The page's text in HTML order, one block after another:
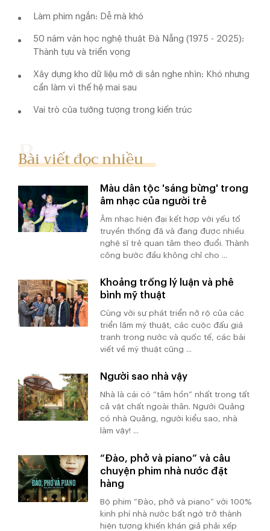
Làm phim ngắn: Dễ mà khó
50 năm văn học nghệ thuật Đà Nẵng (1975 - 2025):
Thành tựu và triển vọng
Xây dựng kho dữ liệu mở di sản nghe nhìn: Khó nhưng
cần làm vì thế hệ mai sau
Vai trò của tưởng tượng trong kiến trúc
Bài viết đọc nhiều
Màu dân tộc 'sáng bừng' trong
âm nhạc của người trẻ
Âm nhạc hiện đại kết hợp với yếu tố
truyền thống đã và đang được nhiều
nghệ sĩ trẻ quan tâm theo đuổi. Thành
công bước đầu không chỉ cho ...
Khoảng trống lý luận và phê
bình mỹ thuật
Cùng với sự phát triển nở rộ của các
triển lãm mỹ thuật, các cuộc đấu giá
tranh trong nước và quốc tế, các bài
viết về mỹ thuật cũng ...
Người sao nhà vậy
Nhà là cái có “tâm hồn” nhất trong tất
cả vật chất ngoài thân. Người Quảng
có nhà Quảng, người kiểu sao, nhà
làm vậy! ...
“Đào, phở và piano” và câu
chuyện phim nhà nước đặt
hàng
Bộ phim “Đào, phở và piano” với 100%
kinh phí nhà nước bất ngờ trở thành
hiện tượng khiến khán giả phải xếp